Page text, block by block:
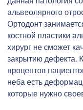
альвеолярного
Ортодонт
костной пластики
хирург не сможет
закрытию дефекта.
процентов
неба есть
которые нужно